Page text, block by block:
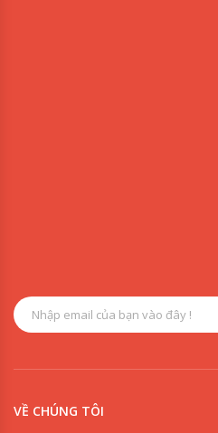
VỀ CHÚNG TÔI